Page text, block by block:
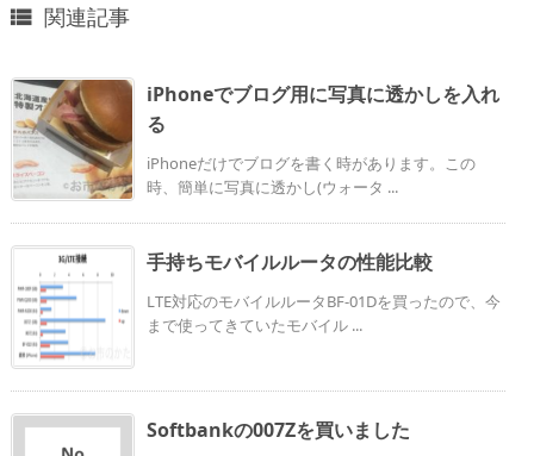
 関連記事
iPhoneでブログ用に写真に透かしを入れ
る
iPhoneだけでブログを書く時があります。この
時、簡単に写真に透かし(ウォータ ...
手持ちモバイルルータの性能比較
LTE対応のモバイルルータBF-01Dを買ったので、今
まで使ってきていたモバイル ...
Softbankの007Zを買いました